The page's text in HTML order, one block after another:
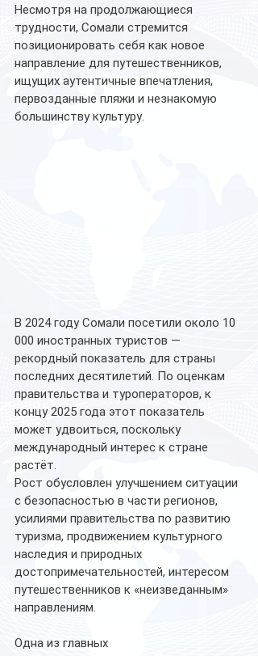
Несмотря на продолжающиеся
трудности, Сомали стремится
позиционировать себя как новое
направление для путешественников,
ищущих аутентичные впечатления,
первозданные пляжи и незнакомую
большинству культуру.
В 2024 году Сомали посетили около 10
000 иностранных туристов —
рекордный показатель для страны
последних десятилетий. По оценкам
правительства и туроператоров, к
концу 2025 года этот показатель
может удвоиться, поскольку
международный интерес к стране
растёт.
Рост обусловлен улучшением ситуации
с безопасностью в части регионов,
усилиями правительства по развитию
туризма, продвижением культурного
наследия и природных
достопримечательностей, интересом
путешественников к «неизведанным»
направлениям.
Одна из главных